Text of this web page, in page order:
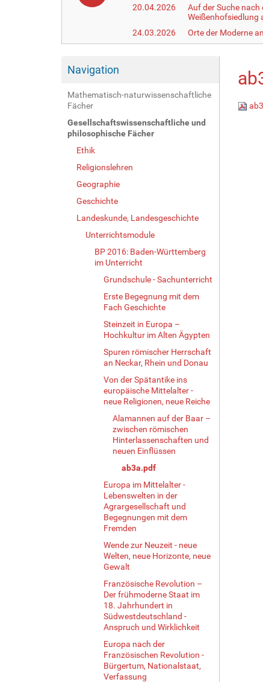
20.04.2026
Auf der Suche nach
Weißenhofsiedlung
24.03.2026
Orte der Moderne
Navigation
Mathematisch-naturwissenschaftliche
Fächer
Gesellschaftswissenschaftliche und
philosophische Fächer
Ethik
Religionslehren
Geographie
Geschichte
Landeskunde, Landesgeschichte
Unterrichtsmodule
BP 2016: Baden-Württemberg
im Unterricht
Grundschule - Sachunterricht
Erste Begegnung mit dem
Fach Geschichte
Steinzeit in Europa –
Hochkultur im Alten Ägypten
Spuren römischer Herrschaft
an Neckar, Rhein und Donau
Von der Spätantike ins
europäische Mittelalter -
neue Religionen, neue Reiche
Alamannen auf der Baar –
zwischen römischen
Hinterlassenschaften und
neuen Einflüssen
ab3a.pdf
Europa im Mittelalter -
Lebenswelten in der
Agrargesellschaft und
Begegnungen mit dem
Fremden
Wende zur Neuzeit - neue
Welten, neue Horizonte, neue
Gewalt
Französische Revolution –
Der frühmoderne Staat im
18. Jahrhundert in
Südwestdeutschland -
Anspruch und Wirklichkeit
Europa nach der
Französischen Revolution -
Bürgertum, Nationalstaat,
Verfassung